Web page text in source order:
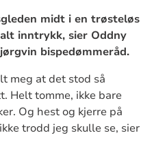
midt i en trøsteløs
inntrykk, sier Oddny
bispedømmeråd.
meg at det stod så
Helt tomme, ikke bare
Og hest og kjerre på
trodd jeg skulle se, sier